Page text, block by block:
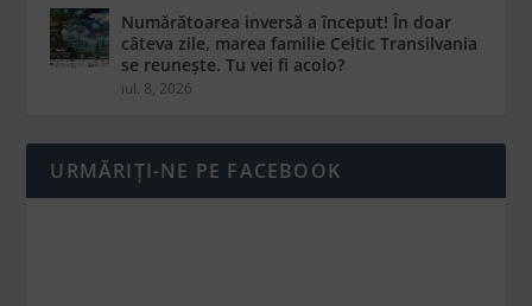
Numărătoarea inversă a început! În doar
câteva zile, marea familie Celtic Transilvania
se reunește. Tu vei fi acolo?
iul. 8, 2026
URMĂRIȚI-NE PE FACEBOOK